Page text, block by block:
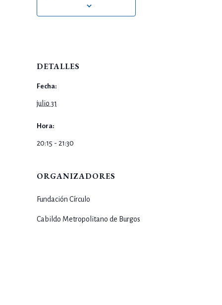
DETALLES
Fecha:
julio 31
Hora:
20:15 - 21:30
ORGANIZADORES
Fundación Círculo
Cabildo Metropolitano de Burgos